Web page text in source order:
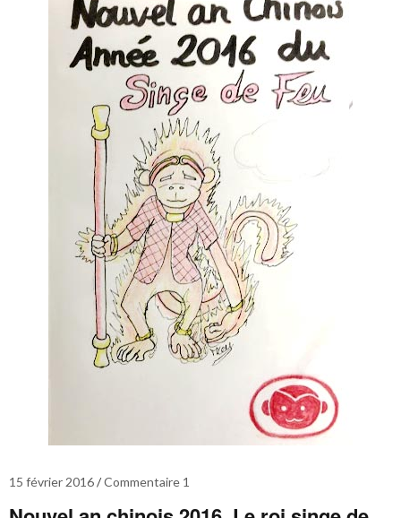
15 février 2016 Commentaire 1